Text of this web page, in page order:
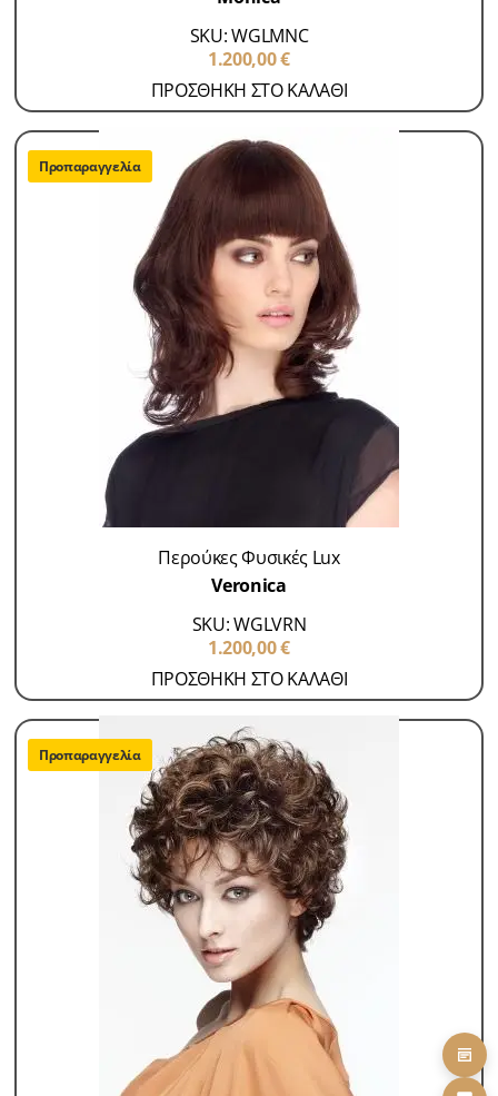
SKU: WGLMNC
1.200,00€
ΠΡΟΣΘΗΚΗ ΣΤΟ ΚΑΛΑΘΙ
Περούκες Φυσικές Lux
Veronica
Προπαραγγελία
SKU: WGLVRN
1.200,00€
ΠΡΟΣΘΗΚΗ ΣΤΟ ΚΑΛΑΘΙ
Προπαραγγελία